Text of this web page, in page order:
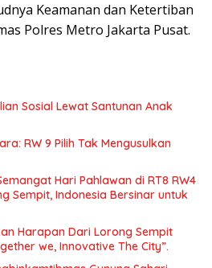
Keamanan dan Ketertiban
Polres Metro Jakarta Pusat.
Sosial Lewat Santunan Anak
RW 9 Pilih Tak Mengusulkan
Hari Pahlawan di RT8 RW4
Sempit, Indonesia Bersinar untuk
Harapan Dari Lorong Sempit
” Together we, Innovative The City”.